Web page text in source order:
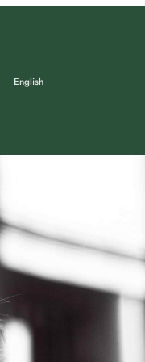
English